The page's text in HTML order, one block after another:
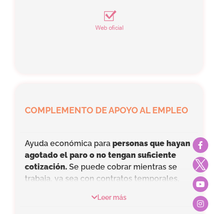
COMPLEMENTO DE APOYO AL EMPLEO
Ayuda económica parapersonas que hayan
agotado el paro o no tengan suficiente
cotización. Se puede cobrar mientras se
trabaja, ya sea con contratos temporales,
duración máxima de 180 días
Leer más